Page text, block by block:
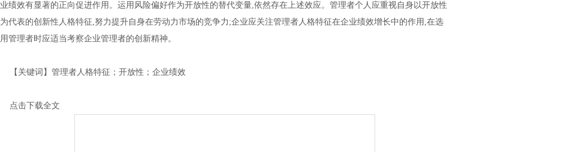
业绩效有显著的正向促进作用。运用风险偏好作为开放性的替代变量,依然存在上述效应。管理者个人应重视自身以开放性
为代表的创新性人格特征,努力提升自身在劳动力市场的竞争力;企业应关注管理者人格特征在企业绩效增长中的作用,在选
用管理者时应适当考察企业管理者的创新精神。
【关键词】管理者人格特征；开放性；企业绩效
点击下载全文